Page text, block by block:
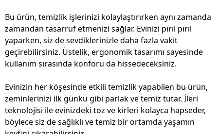
Bu ürün, temizlik işlerinizi kolaylaştırırken aynı zamanda
zamandan tasarruf etmenizi sağlar. Evinizi pırıl pırıl
yaparken, siz de sevdiklerinizle daha fazla vakit
geçirebilirsiniz. Üstelik, ergonomik tasarımı sayesinde
kullanım sırasında konforu da hissedeceksiniz.
Evinizin her köşesinde etkili temizlik yapabilen bu ürün,
zeminlerinizi ilk günkü gibi parlak ve temiz tutar. İleri
teknolojisi ile evinizdeki toz ve kirleri kolayca hapseder,
böylece siz de sağlıklı ve temiz bir ortamda yaşamın